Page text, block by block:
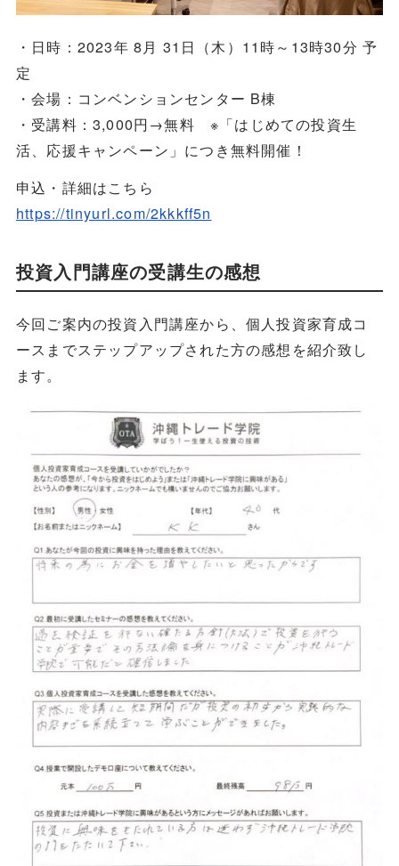
・日時：2023年 8月 31日（木）11時～13時30分 予
定
・会場：コンベンションセンター B棟
・受講料：3,000円→無料 ※「はじめての投資生
活、応援キャンペーン」につき無料開催！
申込・詳細はこちら
https://tinyurl.com/2kkkff5n
投資入門講座の受講生の感想
今回ご案内の投資入門講座から、個人投資家育成コ
ースまでステップアップされた方の感想を紹介致し
ます。